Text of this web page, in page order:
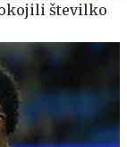
številko